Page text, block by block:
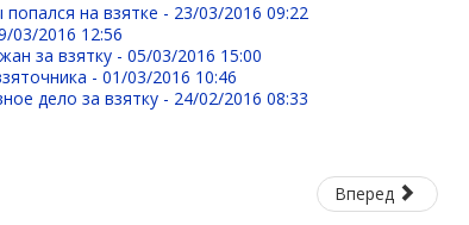
на взятке - 23/03/2016 09:22
03/2016 12:56
за взятку -05/03/2016 15:00
-01/03/2016 10:46
дело за взятку - 24/02/2016 08:33
Вперед